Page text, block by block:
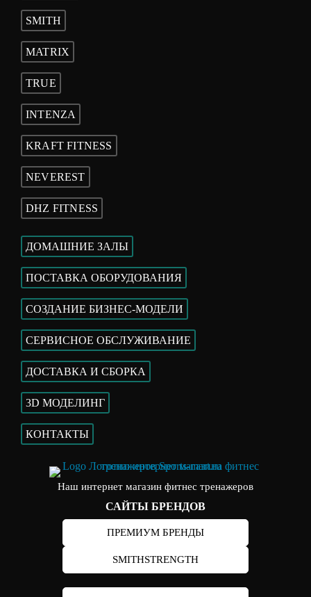
SMITH
MATRIX
TRUE
INTENZA
KRAFT FITNESS
NEVEREST
DHZ FITNESS
ДОМАШНИЕ ЗАЛЫ
ПОСТАВКА ОБОРУДОВАНИЯ
СОЗДАНИЕ БИЗНЕС-МОДЕЛИ
СЕРВИСНОЕ ОБСЛУЖИВАНИЕ
ДОСТАВКА И СБОРКА
3D МОДЕЛИНГ
КОНТАКТЫ
Наш интернет магазин фитнес тренажеров
САЙТЫ БРЕНДОВ
ПРЕМИУМ БРЕНДЫ
SMITHSTRENGTH